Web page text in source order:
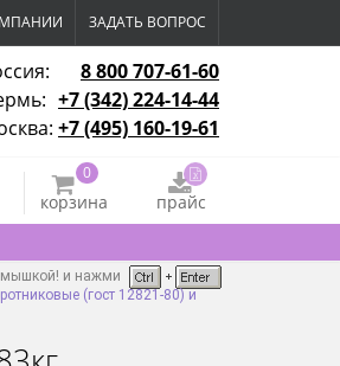
ЗАДАТЬ ВОПРОС
8 800 707-61-60
+7 (342) 224-14-44
+7 (495) 160-19-61
0
корзина
прайс
мышкой! и нажми
(гост 12821-80) и